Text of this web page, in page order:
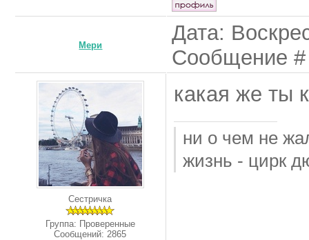
Мери
Дата:
Сообщение
Сестричка
Группа: Проверенные
Сообщений: 2865
какая же ты
ни о чем не
жизнь - цирк